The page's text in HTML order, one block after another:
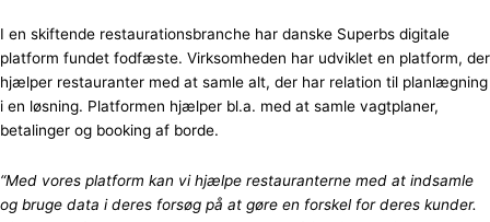
I en skiftende restaurationsbranche har danske Superbs digitale
platform fundet fodfæste. Virksomheden har udviklet en platform, der
hjælper restauranter med at samle alt, der har relation til planlægning
i en løsning. Platformen hjælper bl.a. med at samle vagtplaner,
betalinger og booking af borde.
“Med vores platform kan vi hjælpe restauranterne med at indsamle
og bruge data i deres forsøg på at gøre en forskel for deres kunder.